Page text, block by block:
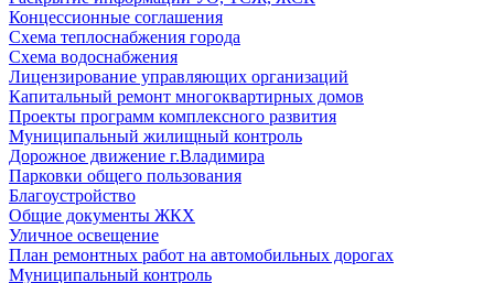
Концессионные соглашения
Схема теплоснабжения города
Схема водоснабжения
Лицензирование управляющих организаций
Капитальный ремонт многоквартирных домов
Проекты программ комплексного развития
Муниципальный жилищный контроль
Дорожное движение г.Владимира
Парковки общего пользования
Благоустройство
Общие документы ЖКХ
Уличное освещение
План ремонтных работ на автомобильных дорогах
Муниципальный контроль